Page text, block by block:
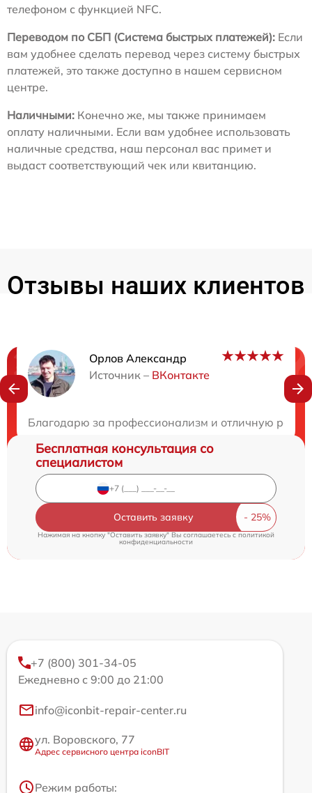
телефоном с функцией NFC.
Переводом по СБП (Система быстрых платежей): Если
вам удобнее сделать перевод через систему быстрых
платежей, это также доступно в нашем сервисном
центре.
Наличными: Конечно же, мы также принимаем
оплату наличными. Если вам удобнее использовать
наличные средства, наш персонал вас примет и
выдаст соответствующий чек или квитанцию.
Отзывы наших клиентов
Орлов Александр
Источник – ВКонтакте
Благодарю за профессионализм и отличную
Нужна консультация?
Бесплатная консультация со
специалистом
Оставить заявку
Нажимая на кнопку "Оставить заявку" Вы соглашаетесь cполитикой
конфиденциальности
+7 (800) 301-34-05
Ежедневно с 9:00 до 21:00
info@iconbit-repair-center.ru
ул. Воровского, 77
Адрес сервисного центра iconBIT
Режим работы: